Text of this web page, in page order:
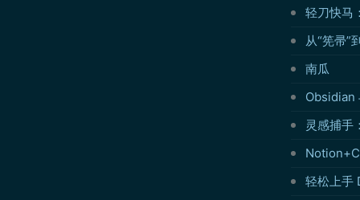
轻刀快马
从“筅帚”
南瓜
Obsidian
灵感捕手
轻松上手